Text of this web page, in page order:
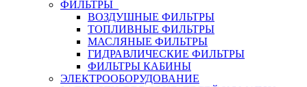
ФИЛЬТРЫ
ВОЗДУШНЫЕ ФИЛЬТРЫ
ТОПЛИВНЫЕ ФИЛЬТРЫ
МАСЛЯНЫЕ ФИЛЬТРЫ
ГИДРАВЛИЧЕСКИЕ ФИЛЬТРЫ
ФИЛЬТРЫ КАБИНЫ
ЭЛЕКТРООБОРУДОВАНИЕ